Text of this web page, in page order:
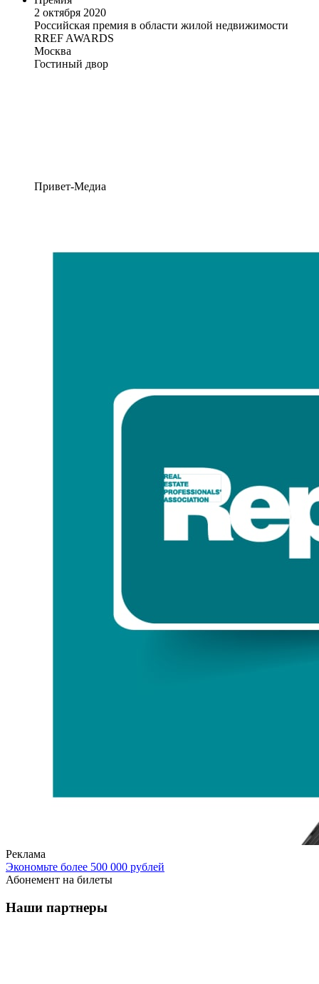
2 октября 2020
Российская премия в области жилой недвижимости
RREF AWARDS
Москва
Гостиный двор
Привет-Медиа
Реклама
Экономьте более 500 000 рублей
Абонемент на билеты
Наши партнеры